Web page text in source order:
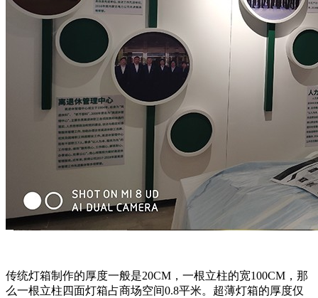
传统灯箱制作的厚度一般是20CM，一根立柱的宽100CM，那
么一根立柱四面灯箱占商场空间0.8平米。超薄灯箱的厚度仅